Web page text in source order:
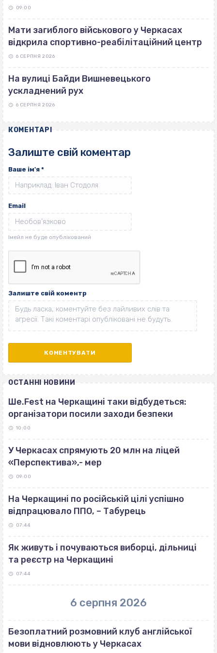
09:00
Мати загиблого військового у Черкасах
відкрила спортивно-реабілітаційний центр
6 СЕРПНЯ 2026
На вулиці Байди Вишневецького
ускладнений рух
6 СЕРПНЯ 2026
КОМЕНТАРІ
Залиште свій коментар
Ваше ім'я *
Email
Залиште свій коментр
ОСТАННІ НОВИНИ
Ше.Fest на Черкащині таки відбудеться:
організатори посили заходи безпеки
10:00
У Черкасах спрямують 20 млн на ліцей
«Перспектива»,- мер
09:00
На Черкащині по російській цілі успішно
відпрацювало ППО, – Табурець
07:44
Як живуть і почуваються виборці, дільниці
та реєстр на Черкащині
07:44
6 серпня 2026
Безоплатний розмовний клуб англійської
мови відновлюють у Черкасах